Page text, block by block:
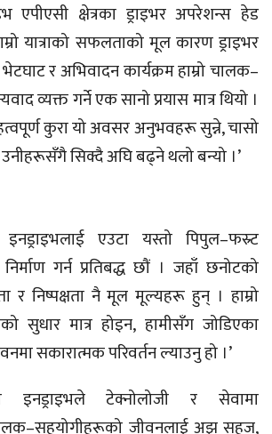
एपीएसी क्षेत्रका ड्राइभर अपरेशन्स हेड
यात्राको सफलताको मूल कारण ड्राइभर
र अभिवादन कार्यक्रम हाम्रो चालक–
व्यक्त गर्ने एक सानो प्रयास मात्र थियो ।
कुरा यो अवसर अनुभवहरू सुन्ने, चासो
सिक्दै अघि बढ्ने थलो बन्यो ।’
एउटा यस्तो पिपुल–फस्र्ट
गर्न प्रतिबद्ध छौं । जहाँ छनोटको
र निष्पक्षता नै मूल मूल्यहरू हुन् । हाम्रो
सुधार मात्र होइन, हामीसँग जोडिएका
सकारात्मक परिवर्तन ल्याउनु हो ।’
इनड्राइभले टेक्नोलोजी र सेवामा
जीवनलाई अझ सहज,